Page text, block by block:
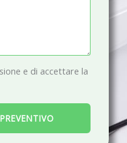
e di accettare la